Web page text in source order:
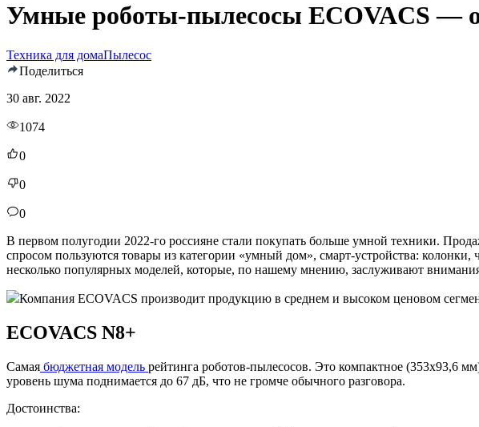
Умные роботы-пылесосы ECOVACS —
Техника для домаПылесос
Поделиться
30 авг. 2022
1074
0
0
0
В первом полугодии 2022-го россияне стали покупать больше умной техники.
спросом пользуются товары из категории «умный дом», смарт-устройства:
несколько популярных моделей, которые, по нашему мнению, заслуживают
Компания ECOVACS производит продукцию в среднем и высоком ценовом
ECOVACS N8+
Самая бюджетная модель рейтинга роботов-пылесосов. Это компактное (353х93,6
уровень шума поднимается до 67 дБ, что не громче обычного разговора.
Достоинства: